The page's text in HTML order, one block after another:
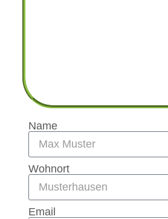
Name
Wohnort
Email